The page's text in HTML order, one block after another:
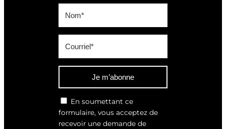
Je m’abonne
En soumettant ce
formulaire, vous acceptez de
recevoir une demande de